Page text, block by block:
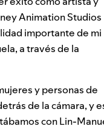
Animation Studios
importante de mi
a través de la
y personas de
de la cámara, y
con Lin-